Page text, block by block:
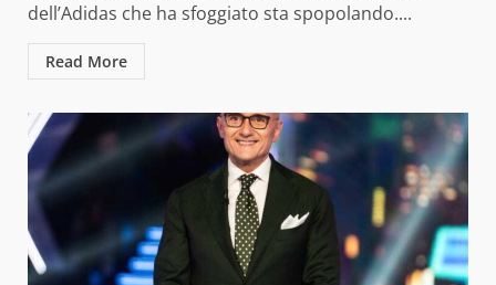
dell’Adidas che ha sfoggiato sta spopolando....
Read More